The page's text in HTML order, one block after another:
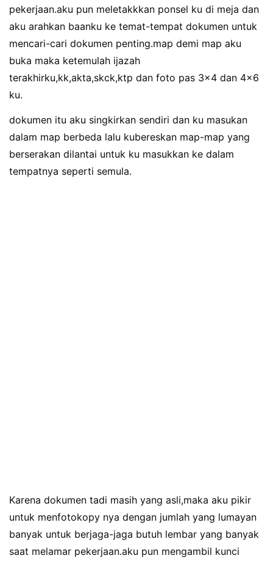
pekerjaan.aku pun meletakkkan ponsel ku di meja dan
aku arahkan baanku ke temat-tempat dokumen untuk
mencari-cari dokumen penting.map demi map aku
buka maka ketemulah ijazah
terakhirku,kk,akta,skck,ktp dan foto pas 3×4 dan 4×6
ku.
dokumen itu aku singkirkan sendiri dan ku masukan
dalam map berbeda lalu kubereskan map-map yang
berserakan dilantai untuk ku masukkan ke dalam
tempatnya seperti semula.
Karena dokumen tadi masih yang asli,maka aku pikir
untuk menfotokopy nya dengan jumlah yang lumayan
banyak untuk berjaga-jaga butuh lembar yang banyak
saat melamar pekerjaan.aku pun mengambil kunci